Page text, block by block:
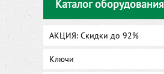
Каталог оборудования
АКЦИЯ: Скидки до 92%
Ключи